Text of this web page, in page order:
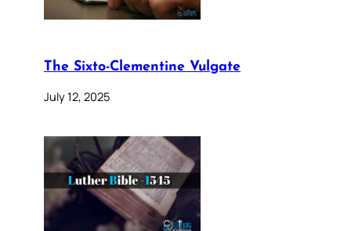
The Sixto-Clementine Vulgate
July 12, 2025